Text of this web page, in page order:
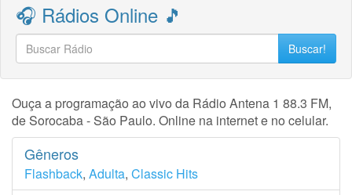
🎧 Rádios Online 🎵
Buscar!
Ouça a programação ao vivo da Rádio Antena 1 88.3 FM,
de Sorocaba - São Paulo. Online na internet e no celular.
Gêneros
Flashback, Adulta, Classic Hits